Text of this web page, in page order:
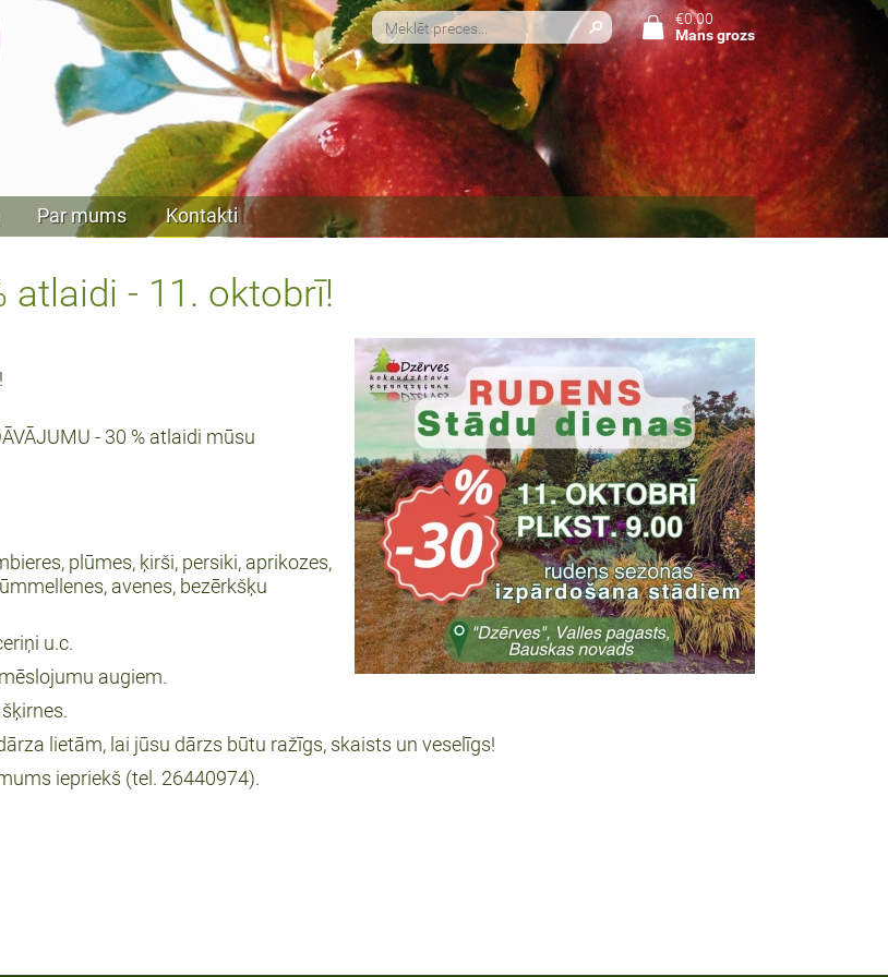
€0.00
Mans grozs
Par mums Kontakti
atlaidi - 11. oktobrī!
- 30 % atlaidi mūsu
plūmes, ķirši, persiki, aprikozes,
avenes, bezērkšķu
u.c.
augiem.
lietām, lai jūsu dārzs būtu ražīgs, skaists un veselīgs!
iepriekš (tel. 26440974).